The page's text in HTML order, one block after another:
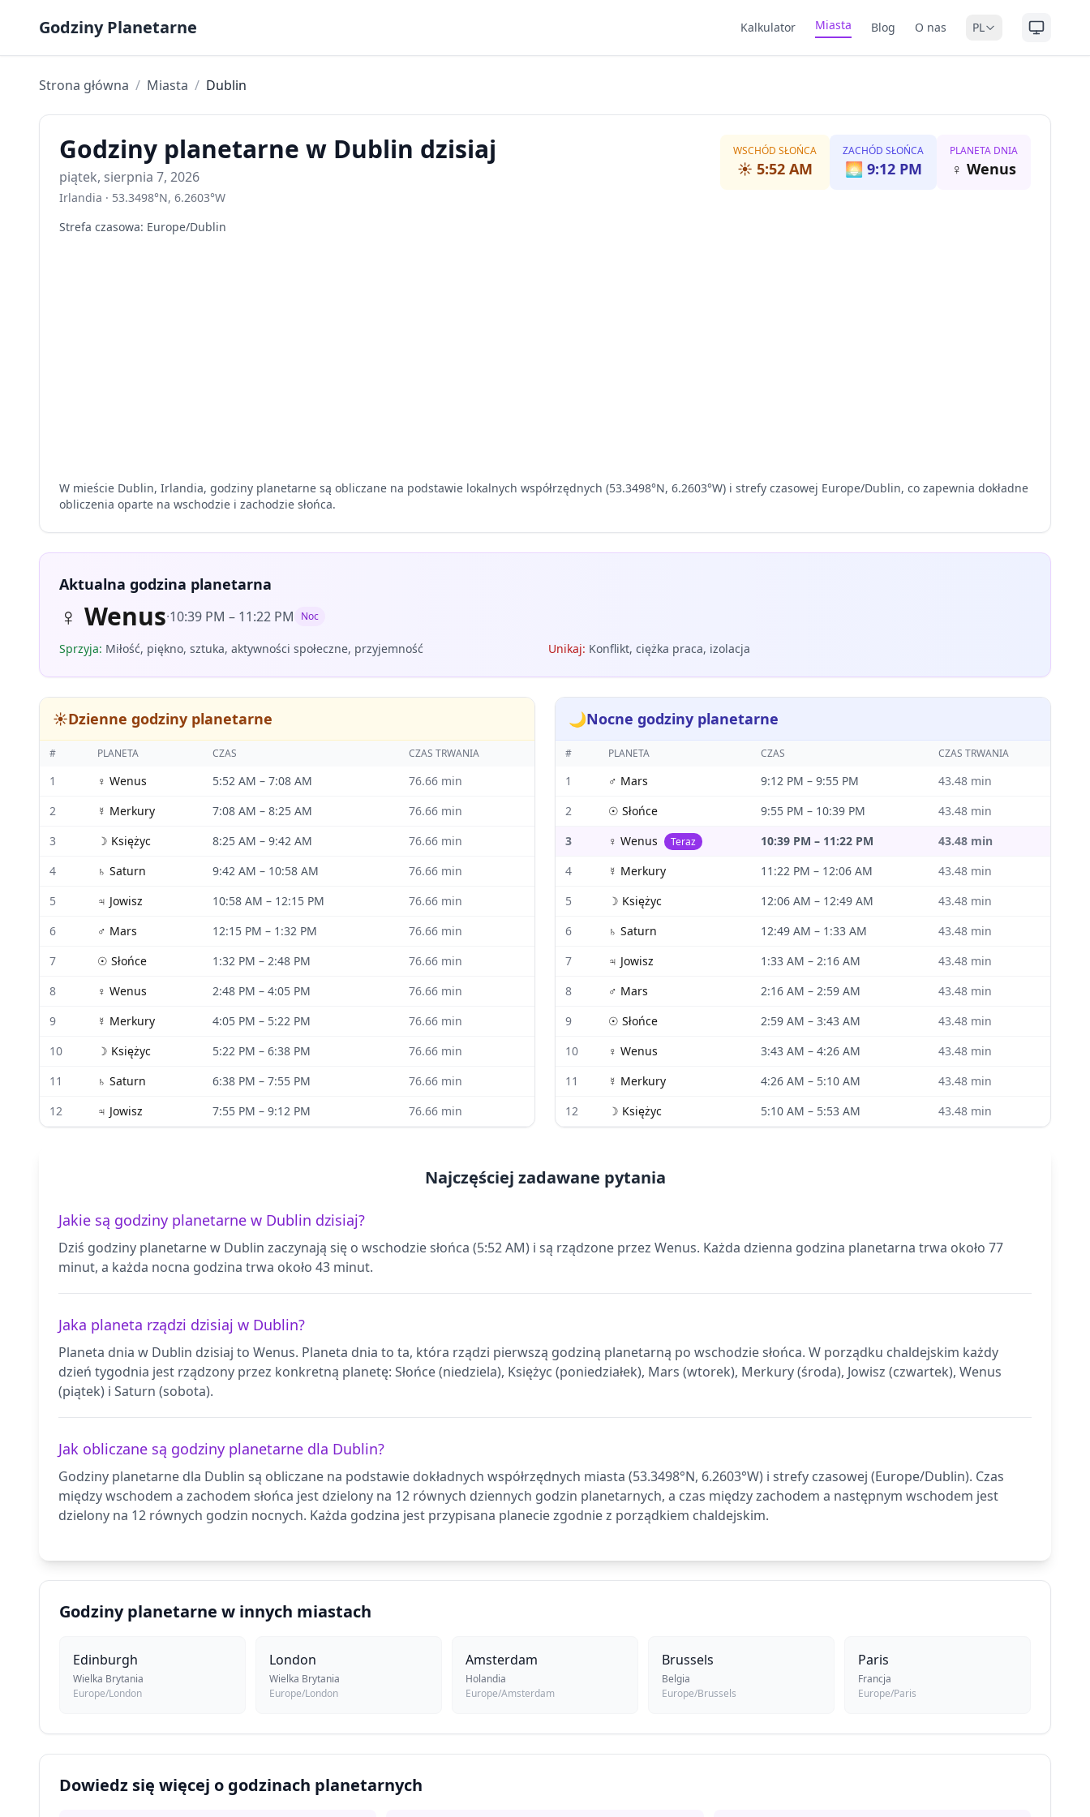
Godziny Planetarne Kalkulator Miasta Blog O nas PL
Strona główna / Miasta / Dublin
Godziny planetarne w Dublin dzisiaj
piątek, sierpnia 7, 2026
Irlandia · 53.3498°N, 6.2603°W
WSCHÓD SŁOŃCA
☀️ 5:52 AM
ZACHÓD SŁOŃCA
🌅 9:12 PM
PLANETA DNIA
♀ Wenus
Strefa czasowa: Europe/Dublin
W mieście Dublin, Irlandia, godziny planetarne są obliczane na podstawie lokalnych współrzędnych (53.3498°N, 6.2603°W) i strefy czasowej Europe/Dublin, co zapewnia dokładne
obliczenia oparte na wschodzie i zachodzie słońca.
Aktualna godzina planetarna
♀ Wenus·10:39 PM – 11:22 PM Noc
Sprzyja: Miłość, piękno, sztuka, aktywności społeczne, przyjemność Unikaj: Konflikt, ciężka praca, izolacja
☀️Dzienne godziny planetarne
# PLANETA CZAS CZAS TRWANIA
1 ♀ Wenus 5:52 AM – 7:08 AM 76.66 min
2
☿ Merkury 7:08 AM – 8:25 AM 76.66 min
3
☽ Księżyc 8:25 AM – 9:42 AM 76.66 min
4
♄ Saturn 9:42 AM – 10:58 AM 76.66 min
5
♃ Jowisz 10:58 AM – 12:15 PM 76.66 min
6
♂ Mars 12:15 PM – 1:32 PM 76.66 min
7
☉ Słońce 1:32 PM – 2:48 PM 76.66 min
8
♀ Wenus 2:48 PM – 4:05 PM 76.66 min
9
☿ Merkury 4:05 PM – 5:22 PM 76.66 min
10
☽ Księżyc 5:22 PM – 6:38 PM 76.66 min
11
♄ Saturn 6:38 PM – 7:55 PM 76.66 min
12
♃ Jowisz 7:55 PM – 9:12 PM 76.66 min
🌙Nocne godziny planetarne
# PLANETA CZAS CZAS TRWANIA
1 ♂ Mars 9:12 PM – 9:55 PM 43.48 min
2
☉ Słońce 9:55 PM – 10:39 PM 43.48 min
3
♀ Wenus Teraz 10:39 PM – 11:22 PM 43.48 min
4
☿ Merkury 11:22 PM – 12:06 AM 43.48 min
5
☽ Księżyc 12:06 AM – 12:49 AM 43.48 min
6
♄ Saturn 12:49 AM – 1:33 AM 43.48 min
7
♃ Jowisz 1:33 AM – 2:16 AM 43.48 min
8
♂ Mars 2:16 AM – 2:59 AM 43.48 min
9
☉ Słońce 2:59 AM – 3:43 AM 43.48 min
10
♀ Wenus 3:43 AM – 4:26 AM 43.48 min
11
☿ Merkury 4:26 AM – 5:10 AM 43.48 min
12
☽ Księżyc 5:10 AM – 5:53 AM 43.48 min
Najczęściej zadawane pytania
Jakie są godziny planetarne w Dublin dzisiaj?
Dziś godziny planetarne w Dublin zaczynają się o wschodzie słońca (5:52 AM) i są rządzone przez Wenus. Każda dzienna godzina planetarna trwa około 77
minut, a każda nocna godzina trwa około 43 minut.
Jaka planeta rządzi dzisiaj w Dublin?
Planeta dnia w Dublin dzisiaj to Wenus. Planeta dnia to ta, która rządzi pierwszą godziną planetarną po wschodzie słońca. W porządku chaldejskim każdy
dzień tygodnia jest rządzony przez konkretną planetę: Słońce (niedziela), Księżyc (poniedziałek), Mars (wtorek), Merkury (środa), Jowisz (czwartek), Wenus
(piątek) i Saturn (sobota).
Jak obliczane są godziny planetarne dla Dublin?
Godziny planetarne dla Dublin są obliczane na podstawie dokładnych współrzędnych miasta (53.3498°N, 6.2603°W) i strefy czasowej (Europe/Dublin). Czas
między wschodem a zachodem słońca jest dzielony na 12 równych dziennych godzin planetarnych, a czas między zachodem a następnym wschodem jest
dzielony na 12 równych godzin nocnych. Każda godzina jest przypisana planecie zgodnie z porządkiem chaldejskim.
Godziny planetarne w innych miastach
Edinburgh
Wielka Brytania
Europe/London
London
Wielka Brytania
Europe/London
Amsterdam
Holandia
Europe/Amsterdam
Brussels
Belgia
Europe/Brussels
Paris
Francja
Europe/Paris
Dowiedz się więcej o godzinach planetarnych